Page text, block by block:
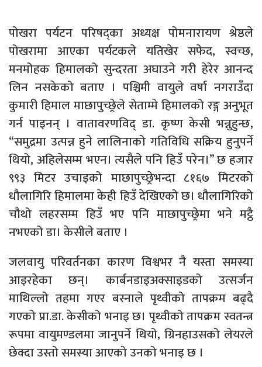
पोखरा पर्यटन परिषद्का अध्यक्ष पोमनारायण श्रेष्ठले
पोखरामा आएका पर्यटकले यतिखेर सफेद, स्वच्छ,
मनमोहक हिमालको सुन्दरता अघाउने गरी हेरेर आनन्द
लिन नसकेको बताए । पश्चिमी वायुले वर्षा नगराउँदा
कुमारी हिमाल माछापुच्छ्रेले सेताम्मे हिमालको रङ्ग अनुभूत
गर्न पाइनन् । वातावरणविद् डा. कृष्ण केसी भन्नुहुन्छ,
“समुद्रमा उत्पन्न हुने लालिनाको गतिविधि सक्रिय हुनुपर्ने
थियो, अहिलेसम्म भएन। त्यसैले पनि हिउँ परेन।” छ हजार
९९३ मिटर उचाइको माछापुच्छ्रेभन्दा ८१६७ मिटरको
धौलागिरि हिमालमा केही हिउँ देखिएको छ। धौलागिरिको
चौथो लहरसम्म हिउँ भए पनि माछापुच्छ्रेमा भने मट्ठै
नभएको डा। केसीले बताए ।
जलवायु परिवर्तनका कारण विश्वभर नै यस्ता समस्या
आइरहेका छन्। कार्बनडाइअक्साइडको उत्सर्जन
माथिल्लो तहमा गएर बस्नाले पृथ्वीको तापक्रम बढ्दै
गएको प्रा.डा. केसीको भनाइ छ। पृथ्वीको तापक्रम स्वतन्त्र
रूपमा वायुमण्डलमा जानुपर्ने थियो, ग्रिनहाउसको लेयरले
छेक्दा उस्तो समस्या आएको उनको भनाइ छ ।